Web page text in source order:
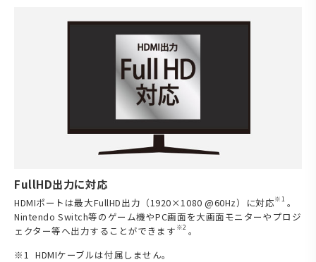
FullHD出力に対応
HDMIポートは最大FullHD出力（1920×1080 @60Hz）に対応※1 。
Nintendo Switch等のゲーム機やPC画面を大画面モニターやプロジ
ェクター等へ出力することができます ※2 。
HDMIケーブルは付属しません。